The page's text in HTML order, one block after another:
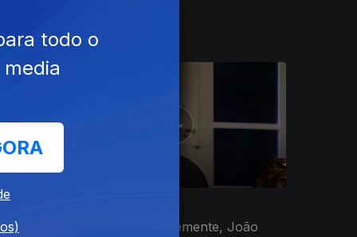
José Leal, José Clemente, João
todo o